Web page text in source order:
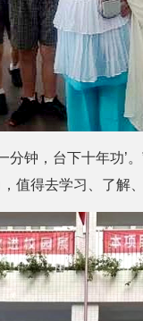
分钟，台下十年功’
值得去学习、了解、